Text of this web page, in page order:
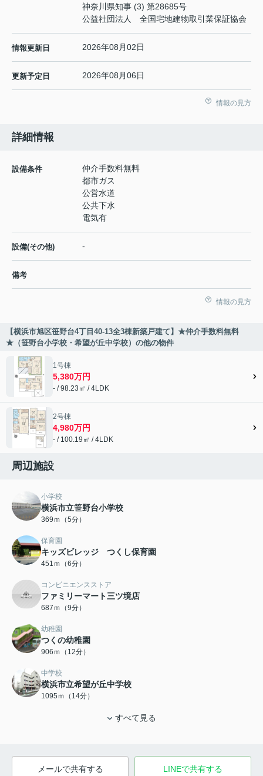
神奈川県知事 (3) 第28685号
公益社団法人 全国宅地建物取引業保証協会
情報更新日 2026年08月02日
更新予定日 2026年08月06日
情報の見方
詳細情報
設備条件
仲介手数料無料
都市ガス
公営水道
公共下水
電気有
設備(その他) -
備考
情報の見方
【横浜市旭区笹野台4丁目40-13全3棟新築戸建て】★仲介手数料無料
★（笹野台小学校・希望が丘中学校）の他の物件
1号棟
5,380万円
- / 98.23㎡ / 4LDK
2号棟
4,980万円
- / 100.19㎡ / 4LDK
周辺施設
小学校
横浜市立笹野台小学校
369ｍ（5分）
保育園
キッズビレッジ つくし保育園
451ｍ（6分）
コンビニエンスストア
ファミリーマート三ツ境店
687ｍ（9分）
幼稚園
つくの幼稚園
906ｍ（12分）
中学校
横浜市立希望が丘中学校
1095ｍ（14分）
すべて見る
メールで共有する LINEで共有する